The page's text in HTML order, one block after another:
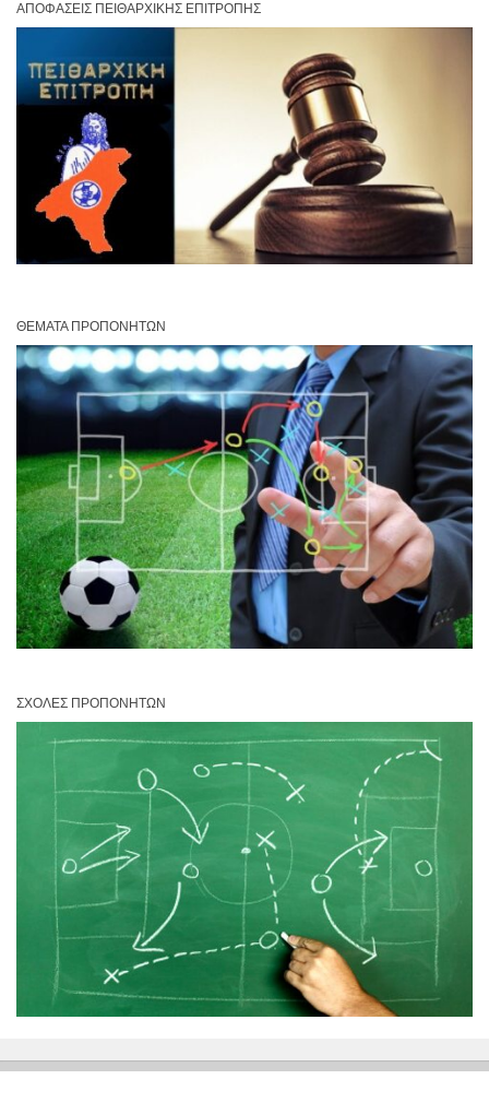
ΑΠΟΦΆΣΕΙΣ ΠΕΙΘΑΡΧΙΚΉΣ ΕΠΙΤΡΟΠΉΣ
ΘΈΜΑΤΑ ΠΡΟΠΟΝΗΤΏΝ
ΣΧΟΛΈΣ ΠΡΟΠΟΝΗΤΏΝ